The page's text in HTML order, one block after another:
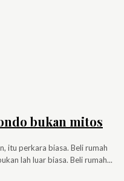
bukan mitos
itu perkara biasa. Beli rumah
lah luar biasa. Beli rumah...